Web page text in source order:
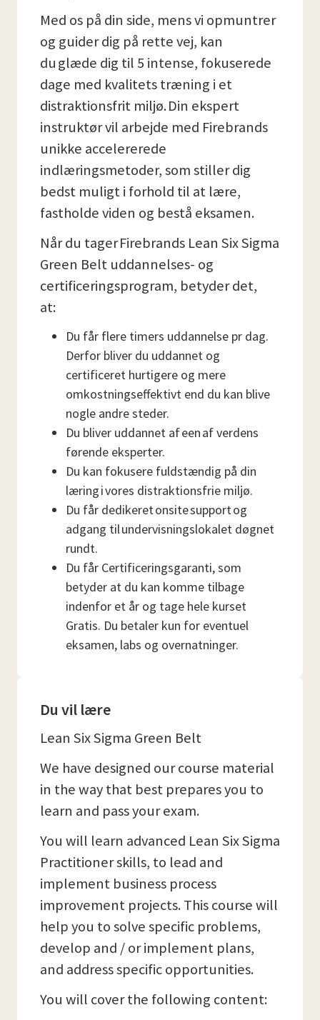
Med os på din side, mens vi opmuntrer
og guider dig på rette vej, kan
du glæde dig til 5 intense, fokuserede
dage med kvalitets træning i et
distraktionsfrit miljø. Din ekspert
instruktør vil arbejde med Firebrands
unikke accelererede
indlæringsmetoder, som stiller dig
bedst muligt i forhold til at lære,
fastholde viden og bestå eksamen.
Når du tager Firebrands Lean Six Sigma
Green Belt uddannelses- og
certificeringsprogram, betyder det,
at:
Du får flere timers uddannelse pr dag.
Derfor bliver du uddannet og
certificeret hurtigere og mere
omkostningseffektivt end du kan blive
nogle andre steder.
Du bliver uddannet af een af verdens
førende eksperter.
Du kan fokusere fuldstændig på din
læring i vores distraktionsfrie miljø.
Du får dedikeret onsite support og
adgang til undervisningslokalet døgnet
rundt.
Du får Certificeringsgaranti, som
betyder at du kan komme tilbage
indenfor et år og tage hele kurset
Gratis. Du betaler kun for eventuel
eksamen, labs og overnatninger.
Du vil lære
Lean Six Sigma Green Belt
We have designed our course material
in the way that best prepares you to
learn and pass your exam.
You will learn advanced Lean Six Sigma
Practitioner skills, to lead and
implement business process
improvement projects. This course will
help you to solve specific problems,
develop and / or implement plans,
and address specific opportunities.
You will cover the following content: